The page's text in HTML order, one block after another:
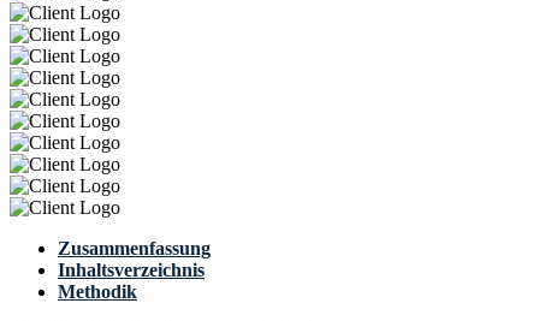
Zusammenfassung
Inhaltsverzeichnis
Methodik